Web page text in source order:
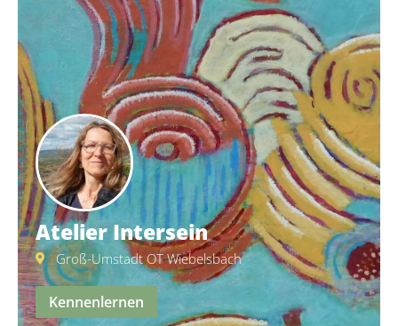
Atelier Intersein
Groß-Umstadt OT Wiebelsbach
Kennenlernen